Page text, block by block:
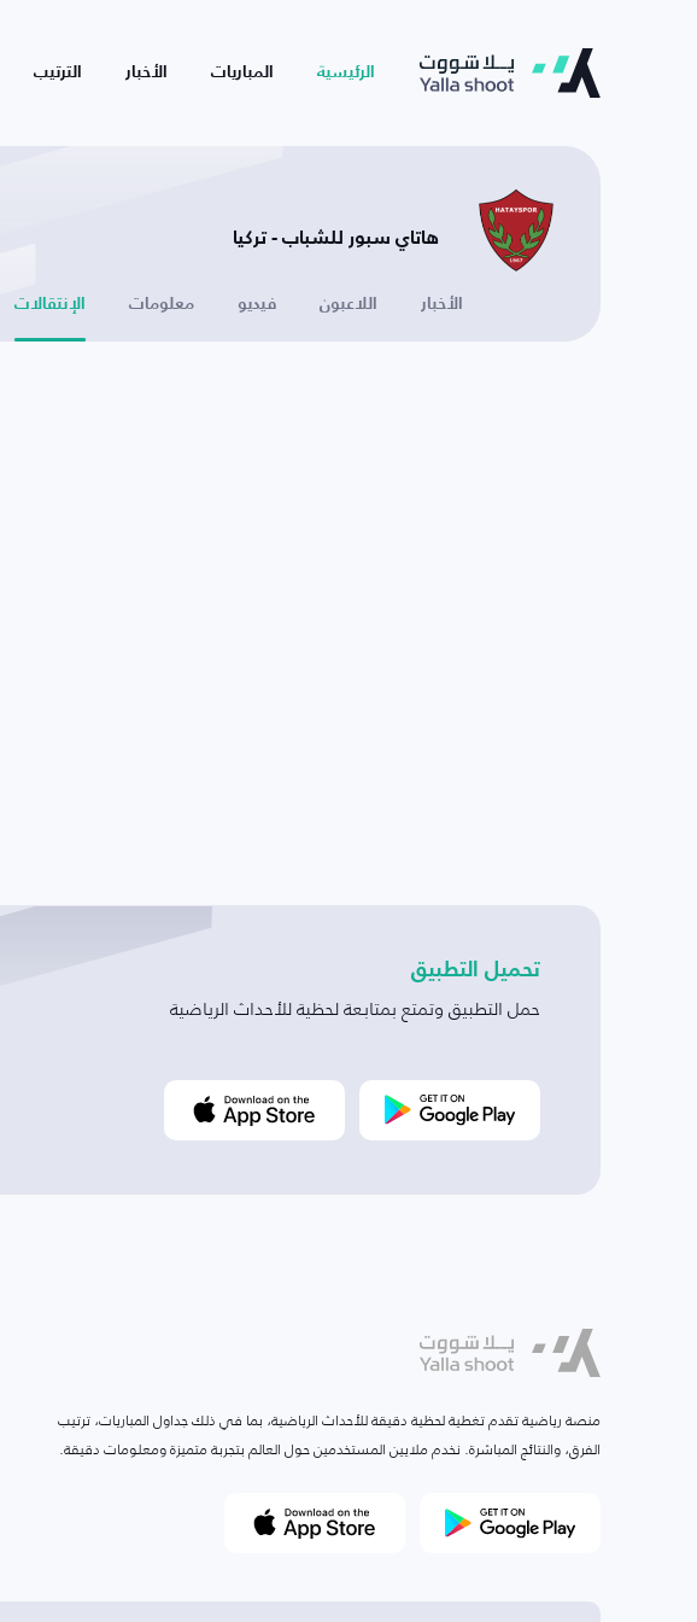
الرئيسية المباريات الأخبار الترتيب
هاتاي سبور للشباب - تركيا
الأخبار اللاعبون فيديو معلومات الإنتقالات
تحميل التطبيق
حمل التطبيق وتمتع بمتابعة لحظية للأحداث الرياضية
منصة رياضية تقدم تغطية لحظية دقيقة للأحداث الرياضية، بما في ذلك جداول المباريات، ترتيب
الفرق، والنتائج المباشرة. نخدم ملايين المستخدمين حول العالم بتجربة متميزة ومعلومات دقيقة.